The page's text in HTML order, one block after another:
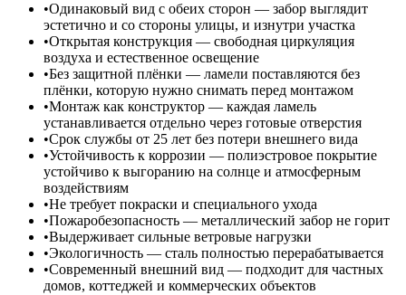
Одинаковый вид с обеих сторон — забор выглядит
эстетично и со стороны улицы, и изнутри участка
Открытая конструкция — свободная циркуляция
воздуха и естественное освещение
Без защитной плёнки — ламели поставляются без
плёнки, которую нужно снимать перед монтажом
Монтаж как конструктор — каждая ламель
устанавливается отдельно через готовые отверстия
Срок службы от 25 лет без потери внешнего вида
Устойчивость к коррозии — полиэстровое покрытие
устойчиво к выгоранию на солнце и атмосферным
воздействиям
Не требует покраски и специального ухода
Пожаробезопасность — металлический забор не горит
Выдерживает сильные ветровые нагрузки
Экологичность — сталь полностью перерабатывается
Современный внешний вид — подходит для частных
домов, коттеджей и коммерческих объектов